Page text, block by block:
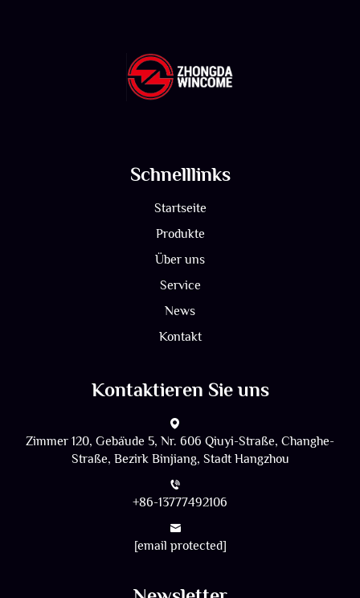
Schnelllinks
Startseite
Produkte
Über uns
Service
News
Kontakt
Kontaktieren Sie uns
Zimmer 120, Gebäude 5, Nr. 606 Qiuyi-Straße, Changhe-
Straße, Bezirk Binjiang, Stadt Hangzhou
+86-13777492106
[email protected]